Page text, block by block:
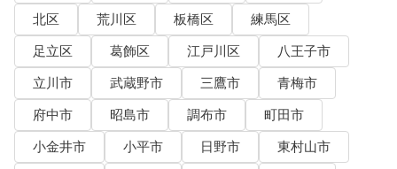
北区
荒川区 板橋区
練馬区
足立区
葛飾区 江戸川区
八王子市
立川市
武蔵野市 三鷹市
青梅市
府中市
昭島市 調布市
町田市
小金井市
小平市 日野市
東村山市